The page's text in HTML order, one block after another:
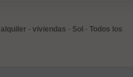
alquiler - viviendas - Sol - Todos los